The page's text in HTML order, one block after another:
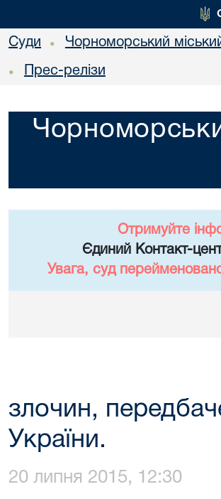
Суди • Чорноморський
• Прес-релізи
Отримуйте
Єдиний Контакт-
Увага, суд перейменовано
злочин,
України.
20 липня 2015, 12:30